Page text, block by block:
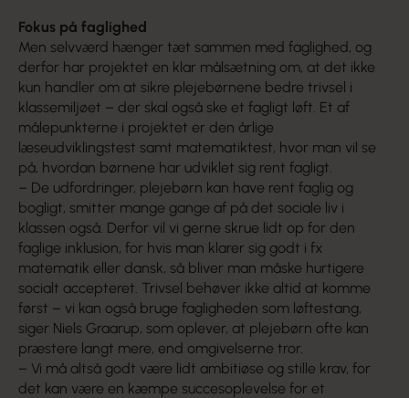
Fokus på faglighed
Men selvværd hænger tæt sammen med faglighed, og
derfor har projektet en klar målsætning om, at det ikke
kun handler om at sikre plejebørnene bedre trivsel i
klassemiljøet – der skal også ske et fagligt løft. Et af
målepunkterne i projektet er den årlige
læseudviklingstest samt matematiktest, hvor man vil se
på, hvordan børnene har udviklet sig rent fagligt.
– De udfordringer, plejebørn kan have rent faglig og
bogligt, smitter mange gange af på det sociale liv i
klassen også. Derfor vil vi gerne skrue lidt op for den
faglige inklusion, for hvis man klarer sig godt i fx
matematik eller dansk, så bliver man måske hurtigere
socialt accepteret. Trivsel behøver ikke altid at komme
først – vi kan også bruge fagligheden som løftestang,
siger Niels Graarup, som oplever, at plejebørn ofte kan
præstere langt mere, end omgivelserne tror.
– Vi må altså godt være lidt ambitiøse og stille krav, for
det kan være en kæmpe succesoplevelse for et